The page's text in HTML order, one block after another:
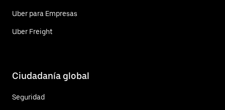
Uber para Empresas
Uber Freight
Ciudadanía global
Seguridad